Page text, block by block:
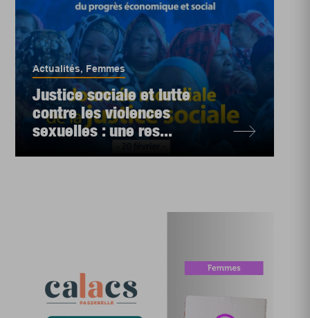
Actualités, Femmes
Justice sociale et lutte
contre les violences
sexuelles : une res...